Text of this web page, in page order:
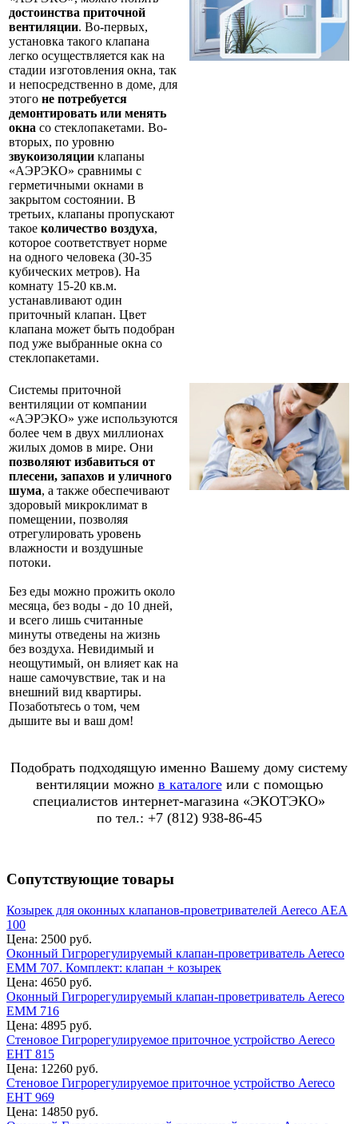
достоинства приточной
вентиляции. Во-первых,
установка такого клапана
легко осуществляется как на
стадии изготовления окна, так
и непосредственно в доме, для
этого не потребуется
демонтировать или менять
окна со стеклопакетами. Во-
вторых, по уровню
звукоизоляции клапаны
«АЭРЭКО» сравнимы с
герметичными окнами в
закрытом состоянии. В
третьих, клапаны пропускают
такое количество воздуха,
которое соответствует норме
на одного человека (30-35
кубических метров). На
комнату 15-20 кв.м.
устанавливают один
приточный клапан. Цвет
клапана может быть подобран
под уже выбранные окна со
стеклопакетами.
Системы приточной
вентиляции от компании
«АЭРЭКО» уже используются
более чем в двух миллионах
жилых домов в мире. Они
позволяют избавиться от
плесени, запахов и уличного
шума, а также обеспечивают
здоровый микроклимат в
помещении, позволяя
отрегулировать уровень
влажности и воздушные
потоки.
Без еды можно прожить около
месяца, без воды - до 10 дней,
и всего лишь считанные
минуты отведены на жизнь
без воздуха. Невидимый и
неощутимый, он влияет как на
наше самочувствие, так и на
внешний вид квартиры.
Позаботьтесь о том, чем
дышите вы и ваш дом!
Подобрать подходящую именно Вашему дому систему
вентиляции можно в каталогеили с помощью
специалистов интернет-магазина «ЭКОТЭКО»
по тел.: +7 (812) 938-86-45
Сопутствующие товары
Козырек для оконных клапанов-проветривателей Aereco АЕА
100
Цена: 2500 руб.
Оконный Гигрорегулируемый клапан-проветриватель Aereco
EMM 707. Комплект: клапан + козырек
Цена: 4650 руб.
Оконный Гигрорегулируемый клапан-проветриватель Aereco
EMM 716
Цена: 4895 руб.
Стеновое Гигрорегулируемое приточное устройство Aereco
EHT 815
Цена: 12260 руб.
Стеновое Гигрорегулируемое приточное устройство Aereco
EHT 969
Цена: 14850 руб.